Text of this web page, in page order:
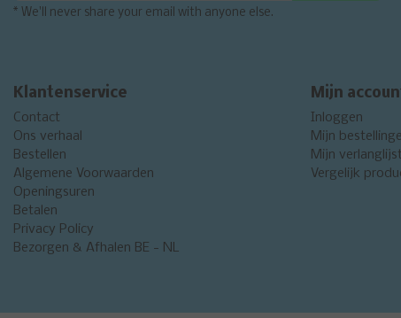
* We'll never share your email with anyone else.
Klantenservice
Contact
Ons verhaal
Bestellen
Algemene Voorwaarden
Openingsuren
Betalen
Privacy Policy
Bezorgen & Afhalen BE - NL
Mijn
Inloggen
Mijn
Mijn verlanglijst
Vergelijk